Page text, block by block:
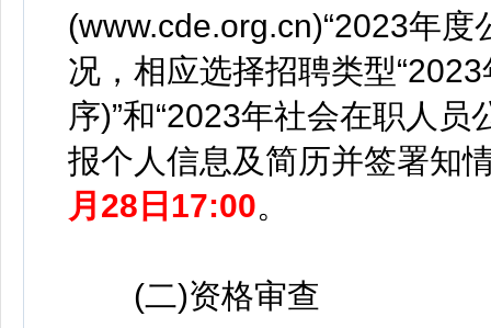
(www.cde.org.cn)“2023年
况，相应选择招聘类型
序)”和“2023年社会在职人
报个人信息及简历并签署知
月28日17:00。
(二)资格审查